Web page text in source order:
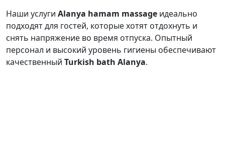
Наши услуги Alanya hamam massage идеально
подходят для гостей, которые хотят отдохнуть и
снять напряжение во время отпуска. Опытный
персонал и высокий уровень гигиены обеспечивают
качественный Turkish bath Alanya.